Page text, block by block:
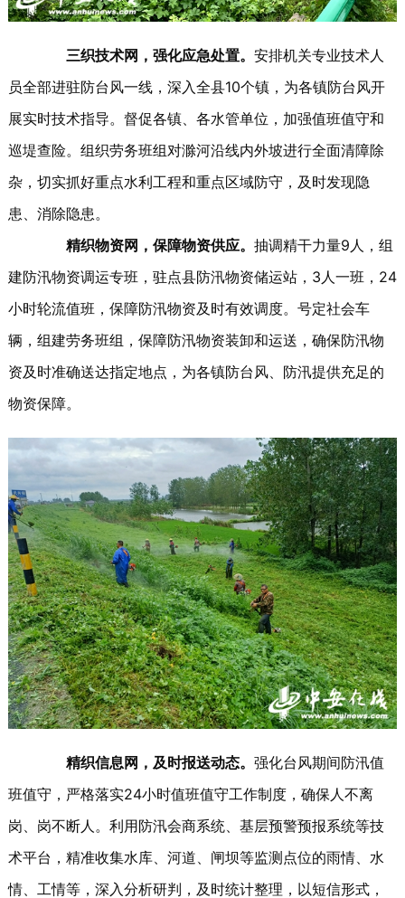
三织技术网，强化应急处置。 安排机关专业技术人
员全部进驻防台风一线，深入全县10个镇，为各镇防台风开
展实时技术指导。督促各镇、各水管单位，加强值班值守和
巡堤查险。组织劳务班组对滁河沿线内外坡进行全面清障除
杂，切实抓好重点水利工程和重点区域防守，及时发现隐
患、消除隐患。
精织物资网，保障物资供应。 抽调精干力量9人，组
建防汛物资调运专班，驻点县防汛物资储运站，3人一班，24
小时轮流值班，保障防汛物资及时有效调度。号定社会车
辆，组建劳务班组，保障防汛物资装卸和运送，确保防汛物
资及时准确送达指定地点，为各镇防台风、防汛提供充足的
物资保障。
精织信息网，及时报送动态。 强化台风期间防汛值
班值守，严格落实24小时值班值守工作制度，确保人不离
岗、岗不断人。利用防汛会商系统、基层预警预报系统等技
术平台，精准收集水库、河道、闸坝等监测点位的雨情、水
情、工情等，深入分析研判，及时统计整理，以短信形式，